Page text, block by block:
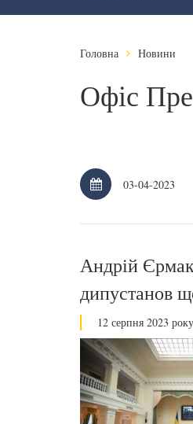
Головна Новини
Офіс
Андрій Єрмак
дипустанов
12 серпня 2023